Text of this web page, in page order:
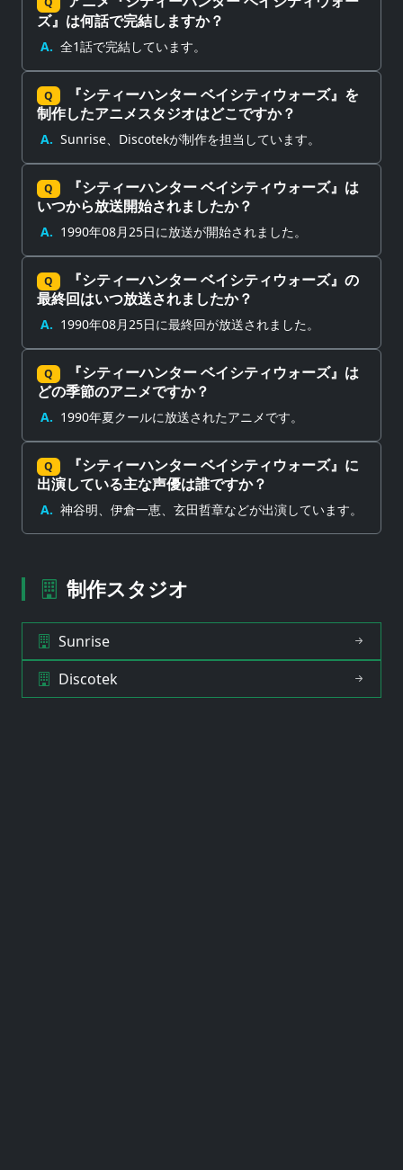
ズ』は何話で完結しますか？
A. 全1話で完結しています。
Q
『シティーハンター ベイシティウォーズ』を
制作したアニメスタジオはどこですか？
A. Sunrise、Discotekが制作を担当しています。
Q
『シティーハンター ベイシティウォーズ』は
いつから放送開始されましたか？
A. 1990年08月25日に放送が開始されました。
Q
『シティーハンター ベイシティウォーズ』の
最終回はいつ放送されましたか？
A. 1990年08月25日に最終回が放送されました。
Q
『シティーハンター ベイシティウォーズ』は
どの季節のアニメですか？
A. 1990年夏クールに放送されたアニメです。
Q
『シティーハンター ベイシティウォーズ』に
出演している主な声優は誰ですか？
A. 神谷明、伊倉一恵、玄田哲章などが出演しています。
制作スタジオ
Sunrise
Discotek